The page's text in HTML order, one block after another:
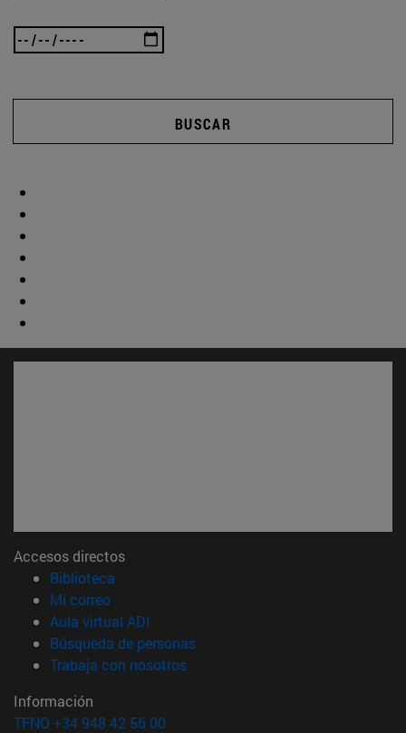
BUSCAR
Accesos directos
Biblioteca
Mi correo(abre en nueva ventana)
Aula virtual ADI
Búsqueda de personas(abre en nueva ventana)
Trabaja con nosotros(abre en nueva ventana)
Información
TFNO +34 948 42 56 00